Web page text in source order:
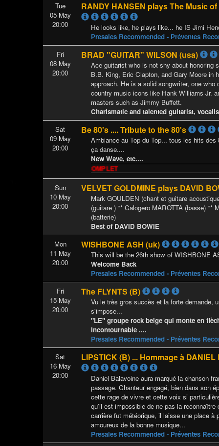
Tue
05 May
20:00
RANDY HANSEN plays The Music of
He looks like, he plays like... he IS Jimi
Presales Recommended - Préventes
Fri
08 May
20:00
BRAD "GUITAR" WILSON (usa)
Ace guitarist who is not shy about honoring
B.B. King, Eric Clapton, and Gary Moore in
approach. He is a solid songwriter, one who
country music icons like Hank Williams Jr.
masters such as Jimmy Buffett.
Charismatic and talented guitarist,
Sat
09 May
20:00
Be 80's .... Tribute to the 80's
Ambiance au Top du Top... tous les hits
ça danse....
New Wave, etc....
SOLD OUT - COMPLET
Sun
10 May
20:00
VELVET GOLDMINE plays DAVID
Mark GOULDEN (chant et guitare
(guitare ) ** Calogero MAROTTA (basse) **
(batterie)
Best of DAVID BOWIE
Mon
11 May
20:00
WISHBONE ASH (uk)
This will be the 26th show of WISHBONE
Welcome Back
Presales Recommended - Préventes
Fri
15 May
20:00
The FLYNTS (B)
Vu le très gros succès et la forte demande,
s'impose...
"LE" groupe rock belge qui monte en
Incontournable ....
Presales Recommended - Préventes
Sat
16 May
20:00
LIPSTICK (B) ... Hommage à
Daniel Balavoine aura marqué la chanson
passage. Chanteur engagé, bien dans son
cette rage de vivre et cette voix si
qu'il est impossible de ne pas la reconnaître
carrière fut météorique, il laisse une place à
amoureux de la bonne musique...
Presales Recommended - Préventes